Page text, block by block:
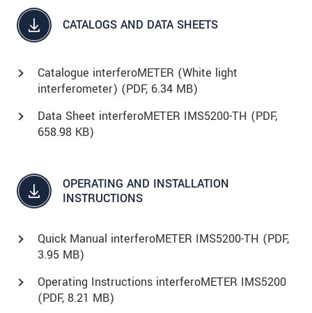
CATALOGS AND DATA SHEETS
Catalogue interferoMETER (White light
interferometer) (PDF, 6.34 MB)
Data Sheet interferoMETER IMS5200-TH (PDF,
658.98 KB)
OPERATING AND INSTALLATION
INSTRUCTIONS
Quick Manual interferoMETER IMS5200-TH (PDF,
3.95 MB)
Operating Instructions interferoMETER IMS5200
(PDF, 8.21 MB)